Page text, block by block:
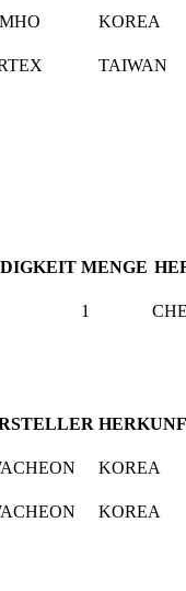
KOREA
TAIWAN
MENGE
1
KOREA
KOREA